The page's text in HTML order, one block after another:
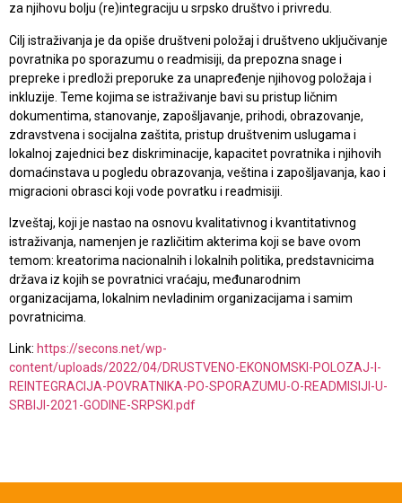
za njihovu bolju (re)integraciju u srpsko društvo i privredu.
Cilj istraživanja je da opiše društveni položaj i društveno uključivanje
povratnika po sporazumu o readmisiji, da prepozna snage i
prepreke i predloži preporuke za unapređenje njihovog položaja i
inkluzije. Teme kojima se istraživanje bavi su pristup ličnim
dokumentima, stanovanje, zapošljavanje, prihodi, obrazovanje,
zdravstvena i socijalna zaštita, pristup društvenim uslugama i
lokalnoj zajednici bez diskriminacije, kapacitet povratnika i njihovih
domaćinstava u pogledu obrazovanja, veština i zapošljavanja, kao i
migracioni obrasci koji vode povratku i readmisiji.
Izveštaj, koji je nastao na osnovu kvalitativnog i kvantitativnog
istraživanja, namenjen je različitim akterima koji se bave ovom
temom: kreatorima nacionalnih i lokalnih politika, predstavnicima
država iz kojih se povratnici vraćaju, međunarodnim
organizacijama, lokalnim nevladinim organizacijama i samim
povratnicima.
Link: https://secons.net/wp-
content/uploads/2022/04/DRUSTVENO-EKONOMSKI-POLOZAJ-I-
REINTEGRACIJA-POVRATNIKA-PO-SPORAZUMU-O-READMISIJI-U-
SRBIJI-2021-GODINE-SRPSKI.pdf